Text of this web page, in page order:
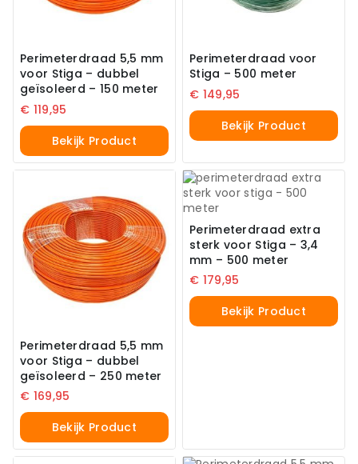
Perimeterdraad 5,5 mm
voor Stiga – dubbel
geïsoleerd – 150 meter
€ 119,95
Bekijk Product
Perimeterdraad voor
Stiga – 500 meter
€ 149,95
Bekijk Product
Perimeterdraad 5,5 mm
voor Stiga – dubbel
geïsoleerd – 250 meter
€ 169,95
Bekijk Product
Perimeterdraad extra
sterk voor Stiga – 3,4
mm – 500 meter
€ 179,95
Bekijk Product